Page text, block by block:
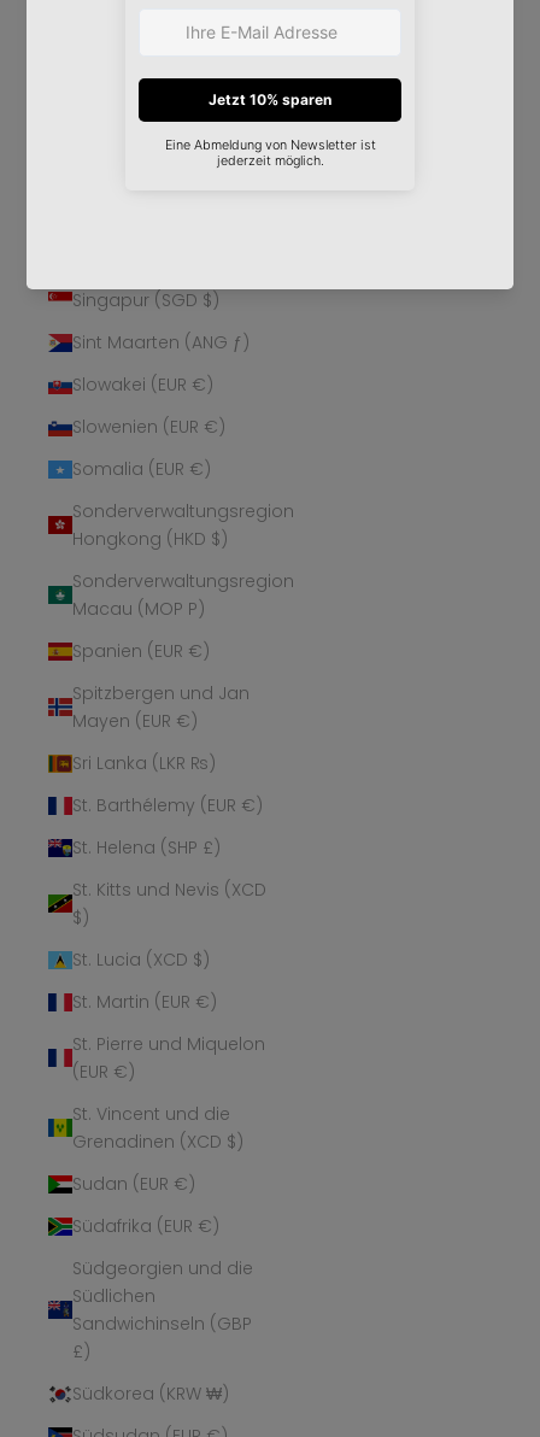
Schweiz (CHF CHF)
Senegal (XOF Fr)
Seychellen (EUR €)
Singapur (SGD $)
Sint Maarten (ANG ƒ)
Slowakei (EUR €)
Slowenien (EUR €)
Somalia (EUR €)
Sonderverwaltungsregion
Hongkong (HKD $)
Sonderverwaltungsregion
Macau (MOP P)
Spanien (EUR €)
Spitzbergen und Jan
Mayen (EUR €)
Sri Lanka (LKR ₨)
St. Barthélemy (EUR €)
St. Helena (SHP £)
St. Kitts und Nevis (XCD
$)
St. Lucia (XCD $)
St. Martin (EUR €)
St. Pierre und Miquelon
(EUR €)
St. Vincent und die
Grenadinen (XCD $)
Sudan (EUR €)
Südafrika (EUR €)
Südgeorgien und die
Südlichen
Sandwichinseln (GBP
£)
Südkorea (KRW ₩)